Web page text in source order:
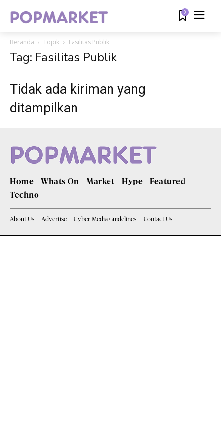
0
Beranda Topik Fasilitas Publik
Tag: Fasilitas Publik
Tidak ada kiriman yang
ditampilkan
Home Whats On Market Hype
Featured
Techno
About Us Advertise Cyber Media Guidelines Contact Us